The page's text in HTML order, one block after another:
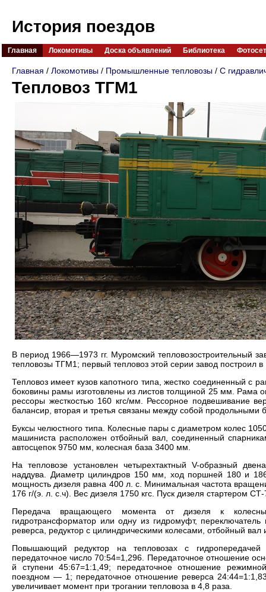
История поездов
Главная Локомотивы Доска объявлений Библиотека
Главная / Локомотивы / Промышленные тепловозы / С
Тепловоз ТГМ1
В период 1966—1973 гг. Муромский тепловозостроительный
тепловозы ТГМ1; первый тепловоз этой серии завод построил в
Тепловоз имеет кузов капотного типа, жестко соединенный с
боковины рамы изготовлены из листов толщиной 25 мм. Рама
рессоры жесткостью 160 кгс/мм. Рессорное подвешивание
балансир, вторая и третья связаны между собой продольными
Буксы челюстного типа. Колесные пары с диаметром колес
машиниста расположен отбойный вал, соединенный
автосцепок 9750 мм, колесная база 3400 мм.
На тепловозе установлен четырехтактный V-образный
наддува. Диаметр цилиндров 150 мм, ход поршней 180 и
мощность дизеля равна 400 л. с. Минимальная частота
176 г/(э. л. с.ч). Вес дизеля 1750 кгс. Пуск дизеля стартером
Передача вращающего момента от дизеля к
гидротрансформатор или одну из гидромуфт,
реверса, редуктор с цилиндрическими колесами, отбойный вал
Повышающий редуктор на тепловозах с
передаточное число 70:54=1,296. Передаточное отношение
й ступени 45:67=1:1,49; передаточное отношение
поездном — 1; передаточное отношение реверса
увеличивает момент при трогании тепловоза в 4,8 раза.